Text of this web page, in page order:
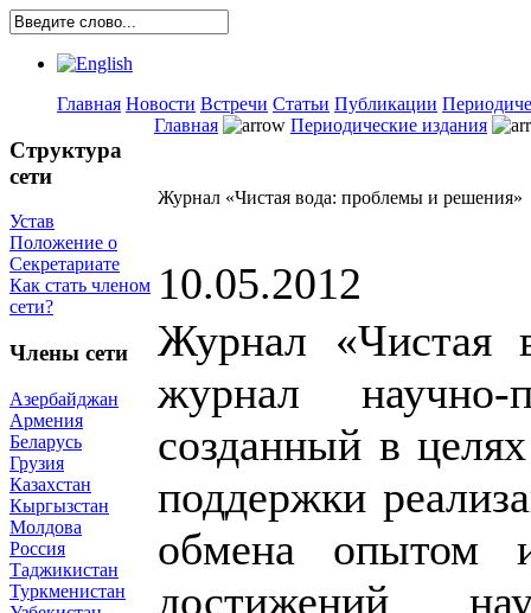
Главная Новости Встречи Статьи Публикации
Структура
сети
Устав
Положение о
Секретариате
Как стать членом
сети?
Члены сети
Азербайджан
Армения
Беларусь
Грузия
Казахстан
Кыргызстан
Молдова
Россия
Таджикистан
Туркменистан
Главная Периодические издания
Журнал «Чистая вода: проблемы и решения»
10.05.2012
Журнал «Чистая
журнал научно-
созданный в
поддержки
обмена опытом
достижений